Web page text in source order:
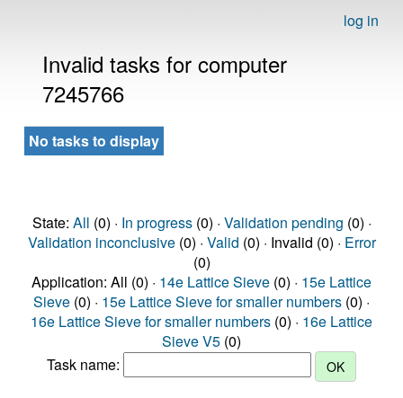
log in
Invalid tasks for computer
7245766
No tasks to display
State: All (0) · In progress(0) · Validation pending (0) ·
Validation inconclusive(0) · Valid (0) · Invalid (0) · Error
(0)
Application: All (0) · 14e Lattice Sieve (0) · 15e Lattice
Sieve (0) · 15e Lattice Sieve for smaller numbers (0) ·
16e Lattice Sieve for smaller numbers (0) · 16e Lattice
Sieve V5 (0)
Task name: